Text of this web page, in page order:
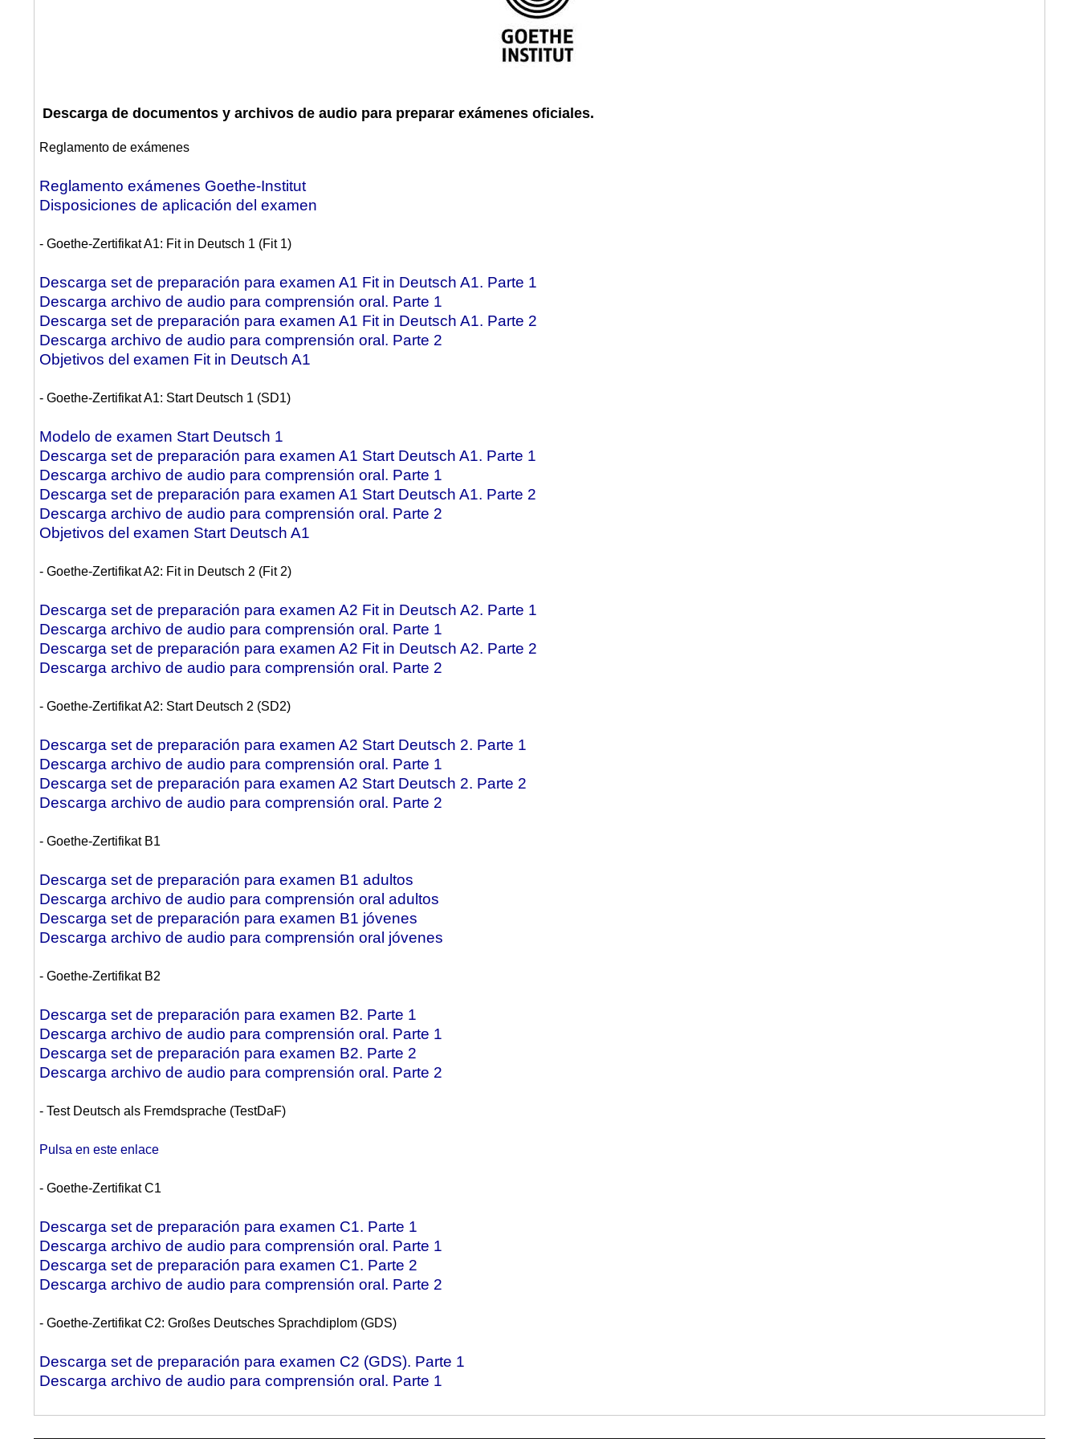
Descarga de documentos y archivos de audio para preparar exámenes oficiales.
Reglamento de exámenes
Reglamento exámenes Goethe-Institut
Disposiciones de aplicación del examen
- Goethe-Zertifikat A1: Fit in Deutsch 1 (Fit 1)
Descarga set de preparación para examen A1 Fit in Deutsch A1. Parte 1
Descarga archivo de audio para comprensión oral. Parte 1
Descarga set de preparación para examen A1 Fit in Deutsch A1. Parte 2
Descarga archivo de audio para comprensión oral. Parte 2
Objetivos del examen Fit in Deutsch A1
- Goethe-Zertifikat A1: Start Deutsch 1 (SD1)
Modelo de examen Start Deutsch 1
Descarga set de preparación para examen A1 Start Deutsch A1. Parte 1
Descarga archivo de audio para comprensión oral. Parte 1
Descarga set de preparación para examen A1 Start Deutsch A1. Parte 2
Descarga archivo de audio para comprensión oral. Parte 2
Objetivos del examen Start Deutsch A1
- Goethe-Zertifikat A2: Fit in Deutsch 2 (Fit 2)
Descarga set de preparación para examen A2 Fit in Deutsch A2. Parte 1
Descarga archivo de audio para comprensión oral. Parte 1
Descarga set de preparación para examen A2 Fit in Deutsch A2. Parte 2
Descarga archivo de audio para comprensión oral. Parte 2
- Goethe-Zertifikat A2: Start Deutsch 2 (SD2)
Descarga set de preparación para examen A2 Start Deutsch 2. Parte 1
Descarga archivo de audio para comprensión oral. Parte 1
Descarga set de preparación para examen A2 Start Deutsch 2. Parte 2
Descarga archivo de audio para comprensión oral. Parte 2
- Goethe-Zertifikat B1
Descarga set de preparación para examen B1 adultos
Descarga archivo de audio para comprensión oral adultos
Descarga set de preparación para examen B1 jóvenes
Descarga archivo de audio para comprensión oral jóvenes
- Goethe-Zertifikat B2
Descarga set de preparación para examen B2. Parte 1
Descarga archivo de audio para comprensión oral. Parte 1
Descarga set de preparación para examen B2. Parte 2
Descarga archivo de audio para comprensión oral. Parte 2
- Test Deutsch als Fremdsprache (TestDaF)
Pulsa en este enlace
- Goethe-Zertifikat C1
Descarga set de preparación para examen C1. Parte 1
Descarga archivo de audio para comprensión oral. Parte 1
Descarga set de preparación para examen C1. Parte 2
Descarga archivo de audio para comprensión oral. Parte 2
- Goethe-Zertifikat C2: Großes Deutsches Sprachdiplom (GDS)
Descarga set de preparación para examen C2 (GDS). Parte 1
Descarga archivo de audio para comprensión oral. Parte 1